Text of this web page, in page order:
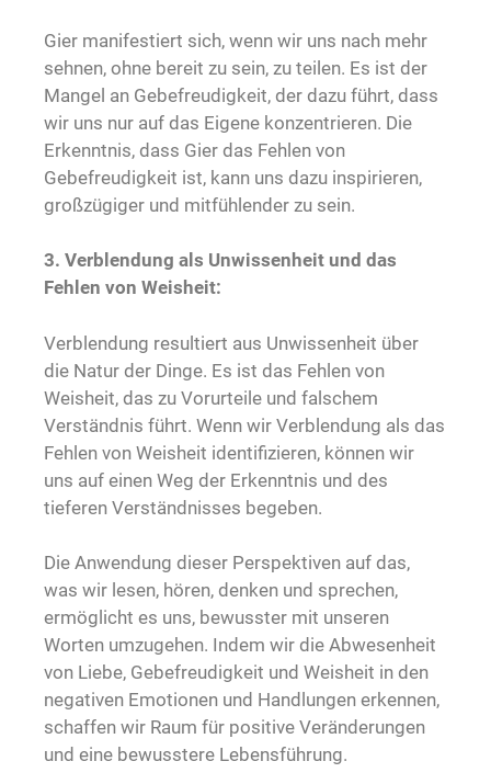
Gier manifestiert sich, wenn wir uns nach mehr
sehnen, ohne bereit zu sein, zu teilen. Es ist der
Mangel an Gebefreudigkeit, der dazu führt, dass
wir uns nur auf das Eigene konzentrieren. Die
Erkenntnis, dass Gier das Fehlen von
Gebefreudigkeit ist, kann uns dazu inspirieren,
großzügiger und mitfühlender zu sein.
3. Verblendung als Unwissenheit und das
Fehlen von Weisheit:
Verblendung resultiert aus Unwissenheit über
die Natur der Dinge. Es ist das Fehlen von
Weisheit, das zu Vorurteile und falschem
Verständnis führt. Wenn wir Verblendung als das
Fehlen von Weisheit identifizieren, können wir
uns auf einen Weg der Erkenntnis und des
tieferen Verständnisses begeben.
Die Anwendung dieser Perspektiven auf das,
was wir lesen, hören, denken und sprechen,
ermöglicht es uns, bewusster mit unseren
Worten umzugehen. Indem wir die Abwesenheit
von Liebe, Gebefreudigkeit und Weisheit in den
negativen Emotionen und Handlungen erkennen,
schaffen wir Raum für positive Veränderungen
und eine bewusstere Lebensführung.